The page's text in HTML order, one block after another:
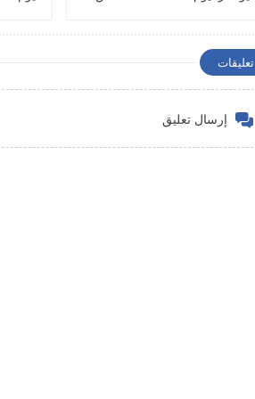
تعليقات
إرسال تعليق